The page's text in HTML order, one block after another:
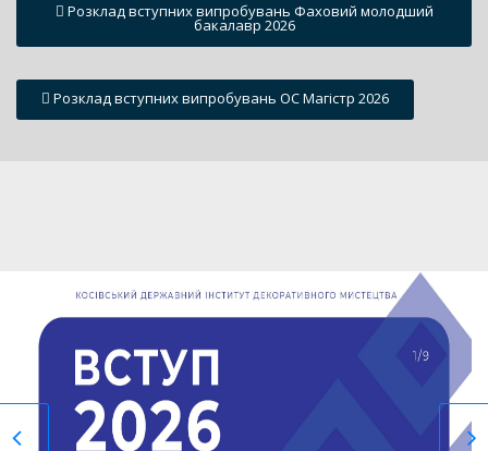
Розклад вступних випробувань Фаховий молодший
бакалавр 2026
Розклад вступних випробувань ОС Магістр 2026